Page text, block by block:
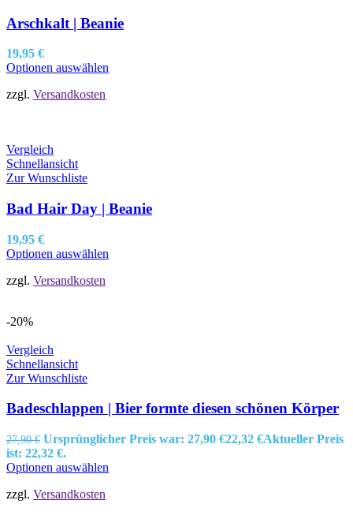
Arschkalt | Beanie
19,95 €
Optionen auswählen
zzgl. Versandkosten
Vergleich
Schnellansicht
Zur Wunschliste
Bad Hair Day | Beanie
19,95 €
Optionen auswählen
zzgl. Versandkosten
-20%
Vergleich
Schnellansicht
Zur Wunschliste
Badeschlappen | Bier formte diesen schönen Körper
27,90€ Ursprünglicher Preis war: 27,90 €22,32 €Aktueller Preis
ist: 22,32 €.
Optionen auswählen
zzgl. Versandkosten